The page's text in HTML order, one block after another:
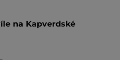
na Kapverdské